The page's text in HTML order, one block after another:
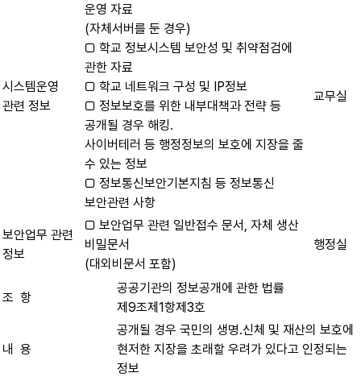
시스템운영
관련 정보
운영 자료
(자체서버를 둔 경우)
□ 학교 정보시스템 보안성 및 취약점검에
관한 자료
□ 학교 네트워크 구성 및 IP정보
□ 정보보호를 위한 내부대책과 전략 등
공개될 경우 해킹․
사이버테러 등 행정정보의 보호에 지장을 줄
수 있는 정보
□ 정보통신보안기본지침 등 정보통신
보안관련 사항
교무실
보안업무 관련
정보
□ 보안업무 관련 일반접수 문서, 자체 생산
비밀문서
(대외비문서 포함)
행정실
조 항
공공기관의 정보공개에 관한 법률
제9조제1항제3호
내 용
공개될 경우 국민의 생명․신체 및 재산의 보호에
현저한 지장을 초래할 우려가 있다고 인정되는
정보